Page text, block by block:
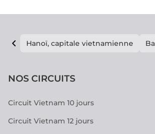
Hanoï, capitale vietnamienne
NOS CIRCUITS
Circuit Vietnam 10 jours
Circuit Vietnam 12 jours